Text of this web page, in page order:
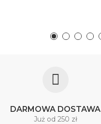
DARMOWA DOSTAWA
Już od 250 zł